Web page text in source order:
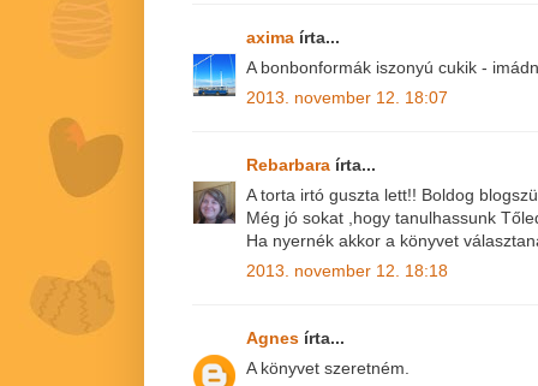
axima írta...
A bonbonformák iszonyú cukik -
2013. november 12. 18:07
Rebarbara írta...
A torta irtó guszta lett!! Boldog
Még jó sokat ,hogy tanulhassunk
Ha nyernék akkor a könyvet
2013. november 12. 18:18
Agnes írta...
A könyvet szeretném.